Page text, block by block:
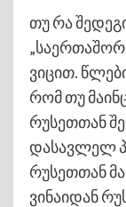
თუ რა
ვიცით.
რომ თუ
რუსეთთან
დასავლელ
რუსეთთან
ვინაიდან